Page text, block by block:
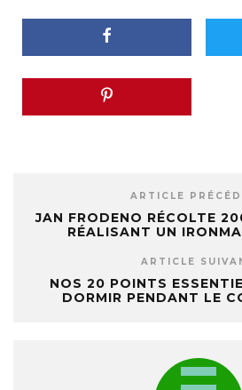
ARTICLE
JAN FRODENO RÉCOLTE
RÉALISANT UN
ARTICLE
NOS 20 POINTS
DORMIR PENDANT LE